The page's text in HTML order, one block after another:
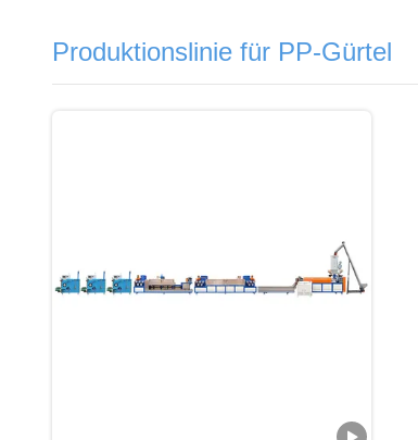
Produktionslinie für PP-Gürtel